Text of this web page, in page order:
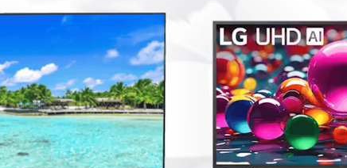
Ashley - Том хөл
амраагч 3070508
Буйдан
1,042,800₮
521,400₮
Ashley - Даавуун
буйдангийн хөл
амраагч 5950514
Буйдан
698,000₮
523,500₮